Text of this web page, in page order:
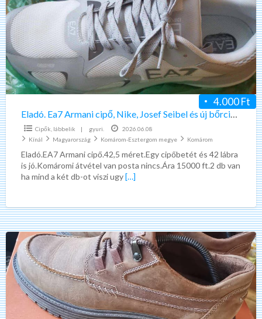
Armani
cipő,
Nike,
Josef
Seibel
és
új
bőrcipő,
és
Timberland
4.000 Ft
Eladó. Ea7 Armani cipő, Nike, Josef Seibel és új bőrcipő, és Timberland
Cipők, lábbelik | gyuri.
2026.06.08
Kínál
Magyarország Komárom-Esztergom megye Komárom
Eladó.EA7 Armani cipő.42,5 méret.Egy cipőbetét és 42 lábra
is jó.Komáromi átvétel van posta nincs.Ára 15000 ft.2 db van
ha mind a két db-ot viszi ugy […]
Eladó.
Ae7
Armani
és
Josef
seibel!!!